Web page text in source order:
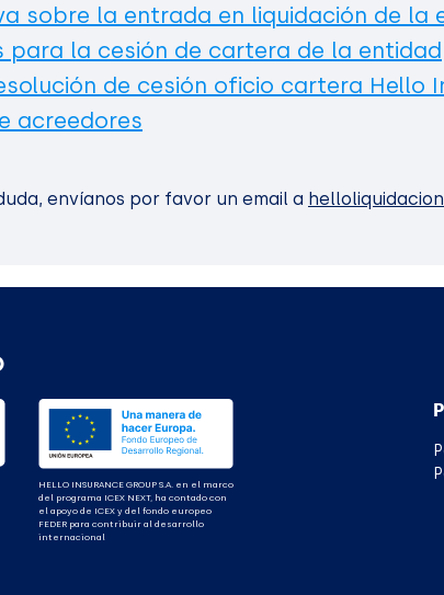
sobre la entrada en liquidación de la
para la cesión de cartera de la entidad
de cesión oficio cartera Hello
acreedores
envíanos por favor un email a
HELLO INSURANCE GROUP S.A. en el marco
del programa ICEX NEXT, ha contado con
el apoyo de ICEX y del fondo europeo
FEDER para contribuir al desarrollo
internacional